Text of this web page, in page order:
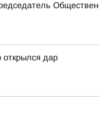
открылся дар